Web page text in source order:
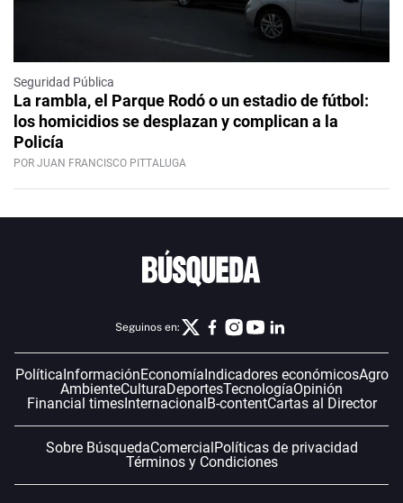
Seguridad Pública
La rambla, el Parque Rodó o un estadio de fútbol:
los homicidios se desplazan y complican a la
Policía
POR JUAN FRANCISCO PITTALUGA
Seguinos en:
Política InformaciónEconomía Indicadores económicosAgro
AmbienteCulturaDeportesTecnologíaOpinión
Financial timesInternacional B-contentCartas al Director
Sobre BúsquedaComercial Políticas de privacidad
Términos y Condiciones